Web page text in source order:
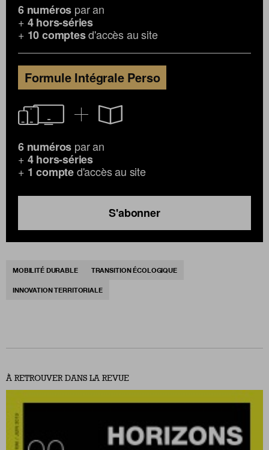
6 numéros par an
+ 4 hors-séries
+ 10 comptesd'accès au site
Formule Intégrale Perso
6 numéros par an
+ 4 hors-séries
+ 1 compted'accès au site
S'abonner
MOBILITÉ DURABLE TRANSITION ÉCOLOGIQUE
INNOVATION TERRITORIALE
À RETROUVER DANS LA REVUE